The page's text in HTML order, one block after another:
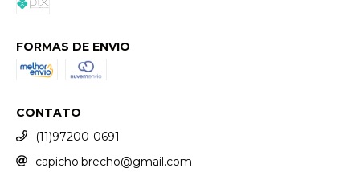
FORMAS DE ENVIO
CONTATO
(11)97200-0691
capicho.brecho@gmail.com